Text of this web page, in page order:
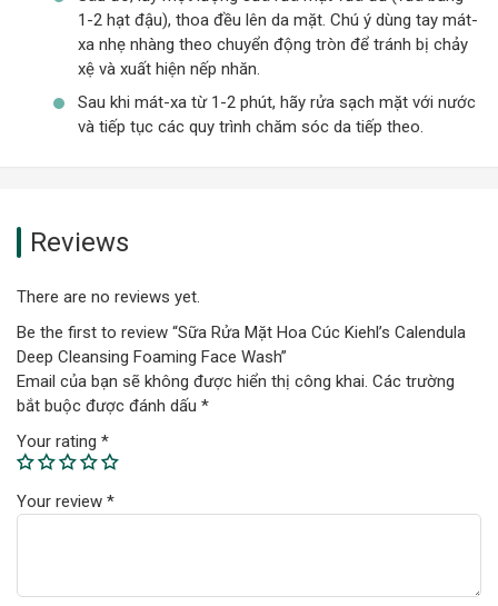
1-2 hạt đậu), thoa đều lên da mặt. Chú ý dùng tay mát-
xa nhẹ nhàng theo chuyển động tròn để tránh bị chảy
xệ và xuất hiện nếp nhăn.
Sau khi mát-xa từ 1-2 phút, hãy rửa sạch mặt với nước
và tiếp tục các quy trình chăm sóc da tiếp theo.
Reviews
There are no reviews yet.
Be the first to review “Sữa Rửa Mặt Hoa Cúc Kiehl’s Calendula
Deep Cleansing Foaming Face Wash”
Email của bạn sẽ không được hiển thị công khai. Các trường
bắt buộc được đánh dấu *
Your rating *
Your review *